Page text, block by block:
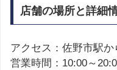
店舗の場所と詳細
アクセス：佐野市駅か
営業時間：10:00～